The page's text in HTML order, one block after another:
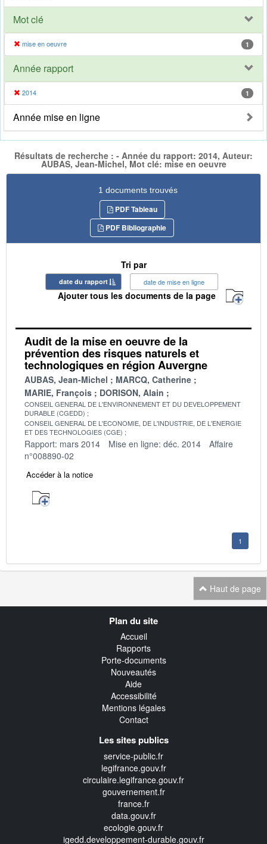
Mot clé
mise en oeuvre 1
Année rapport
2014 1
Année mise en ligne
Résultats de recherche : - Année du rapport: 2014, Auteur:
AUBAS, Jean-Michel, Mot clé: mise en oeuvre
1 documents trouvés
PDF Tableau
PDF Bibliographie
Tri par
date du rapport date de mise en ligne
Ajouter tous les documents de la page
Audit de la mise en oeuvre de la
prévention des risques naturels et
technologiques en région Auvergne
AUBAS, Jean-Michel
MARCQ, Catherine
MARIE, François
DORISON, Alain
CONSEIL GENERAL DE L'ENVIRONNEMENT ET DU DEVELOPPEMENT
DURABLE (CGEDD)
CONSEIL GENERAL DE L'ECONOMIE, DE L'INDUSTRIE, DE L'ENERGIE
ET DES TECHNOLOGIES (CGE)
Rapport: mars 2014 Mise en ligne: déc. 2014
Affaire
n°008890-02
Accéder à la notice
1
Haut de page
Plan du site
Accueil
Rapports
Porte-documents
Nouveautés
Aide
Accessibilité
Mentions légales
Contact
Les sites publics
service-public.fr
legifrance.gouv.fr
circulaire.legifrance.gouv.fr
gouvernement.fr
france.fr
data.gouv.fr
ecologie.gouv.fr
igedd.developpement-durable.gouv.fr